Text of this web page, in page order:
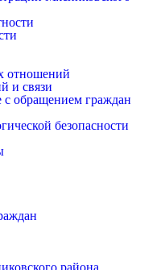
отношений
и связи
обращением граждан
безопасности
района